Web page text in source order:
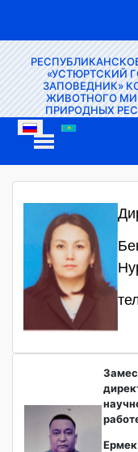
«УСТЮРТСКИЙ
ЗАПОВЕДНИК»
ЖИВОТНОГО
ПРИРОДНЫХ
Ермек